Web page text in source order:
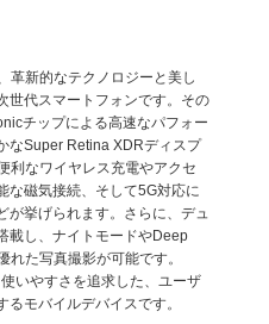
革新的なテクノロジーと美し
世代スマートフォンです。その
チップによる高速なパフォー
なSuper Retina XDRディスプ
利なワイヤレス充電やアクセ
な磁気接続、そして5G対応に
が挙げられます。さらに、デュ
載し、ナイトモードやDeep
れた写真撮影が可能です。
いやすさを追求した、ユーザ
るモバイルデバイスです。